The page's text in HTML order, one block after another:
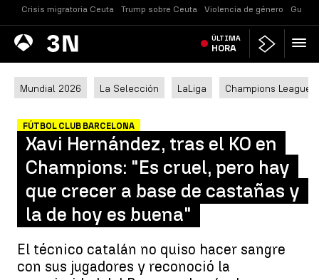
Crisis migratoria Ceuta Trump sobre Ceuta Violencia de género
Antena
3 Noticias ÚLTIMA
HORA
Mundial 2026 La Selección LaLiga Champions League
FÚTBOL CLUB BARCELONA
Xavi Hernández, tras el KO en
Champions: "Es cruel, pero hay
que crecer a base de castañas y
la de hoy es buena"
El técnico catalán no quiso hacer sangre
con sus jugadores y reconoció la